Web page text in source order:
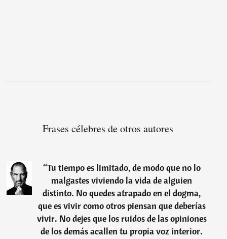
Frases célebres de otros autores
“Tu tiempo es limitado, de modo que no lo
malgastes viviendo la vida de alguien
distinto. No quedes atrapado en el dogma,
que es vivir como otros piensan que deberías
vivir. No dejes que los ruidos de las opiniones
de los demás acallen tu propia voz interior.